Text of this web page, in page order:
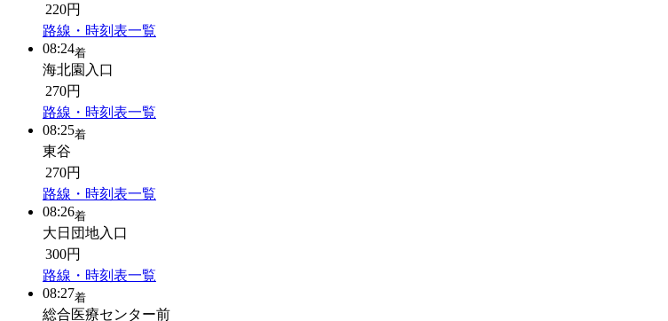
220円
路線・時刻表一覧
08:24着
海北園入口
270円
路線・時刻表一覧
08:25着
東谷
270円
路線・時刻表一覧
08:26着
大日団地入口
300円
路線・時刻表一覧
08:27着
総合医療センター前